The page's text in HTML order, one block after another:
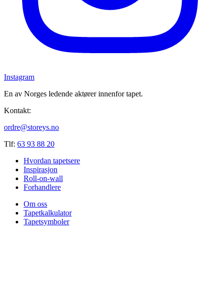
Instagram
En av Norges ledende aktører innenfor tapet.
Kontakt:
ordre@storeys.no
Tlf: 63 93 88 20
Hvordan tapetsere
Inspirasjon
Roll-on-wall
Forhandlere
Om oss
Tapetkalkulator
Tapetsymboler